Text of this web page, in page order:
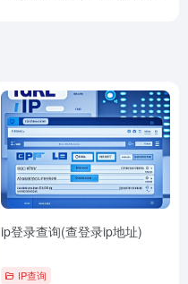
ip登录查询(查登录ip地址)
IP查询